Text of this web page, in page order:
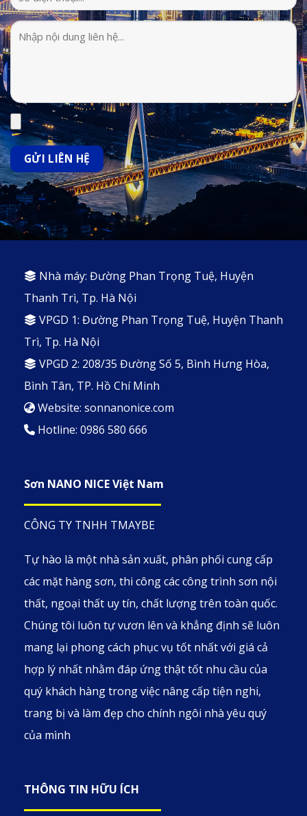
Nhà máy: Đường Phan Trọng Tuệ, Huyện
Thanh Trì, Tp. Hà Nội
VPGD 1: Đường Phan Trọng Tuệ, Huyện Thanh
Trì, Tp. Hà Nội
VPGD 2: 208/35 Đường Số 5, Bình Hưng Hòa,
Bình Tân, TP. Hồ Chí Minh
Website: sonnanonice.com
Hotline: 0986 580 666
Sơn NANO NICE Việt Nam
CÔNG TY TNHH TMAYBE
Tự hào là một nhà sản xuất, phân phối cung cấp
các mặt hàng sơn, thi công các công trình sơn nội
thất, ngoại thất uy tín, chất lượng trên toàn quốc.
Chúng tôi luôn tự vươn lên và khẳng định sẽ luôn
mang lại phong cách phục vụ tốt nhất với giá cả
hợp lý nhất nhằm đáp ứng thật tốt nhu cầu của
quý khách hàng trong việc nâng cấp tiện nghi,
trang bị và làm đẹp cho chính ngôi nhà yêu quý
của mình
THÔNG TIN HỮU ÍCH